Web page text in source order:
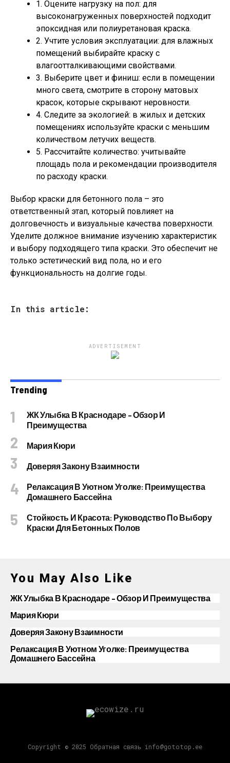
1. Оцените нагрузку на пол: для
высоконагруженных поверхностей подходит
эпоксидная или полиуретановая краска.
2. Учтите условия эксплуатации: для влажных
помещений выбирайте краску с
влагоотталкивающими свойствами.
3. Выберите цвет и финиш: если в помещении
много света, смотрите в сторону матовых
красок, которые скрывают неровности.
4. Следите за экологией: в жилых и детских
помещениях используйте краски с меньшим
количеством летучих веществ.
5. Рассчитайте количество: учитывайте
площадь пола и рекомендации производителя
по расходу краски.
Выбор краски для бетонного пола – это
ответственный этап, который повлияет на
долговечность и визуальные качества поверхности.
Уделите должное внимание изучению характеристик
и выбору подходящего типа краски. Это обеспечит не
только эстетический вид пола, но и его
функциональность на долгие годы.
In this article:
ADVERTISEMENT
Trending
ЖК Улыбка В Краснодаре – Обзор И
Преимущества
Мария Кюри
Доверяя Закону Взаимности
Релаксация В Уютном Уголке: Преимущества
Домашнего Бассейна
Стойкость И Красота: Руководство По Выбору
Краски Для Бетонных Полов
You May Also Like
ЖК Улыбка В Краснодаре – Обзор И Преимущества
Мария Кюри
Доверяя Закону Взаимности
Релаксация В Уютном Уголке: Преимущества
Домашнего Бассейна
Copyright © 2025 Обратная связь info@gototop.ee